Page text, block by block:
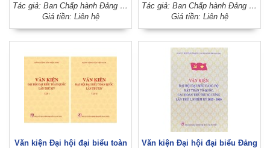
Tác giả: Ban Chấp hành Đảng bộ tỉnh Sơn La
Giá tiền: Liên hệ
Tác giả: Ban Chấp hành Đảng bộ tỉnh Sơn La
Giá tiền: Liên hệ
Văn kiện Đại hội đại biểu toàn
Văn kiện Đại hội đại biểu Đảng